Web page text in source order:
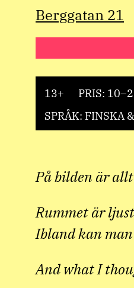
Berggatan 21
13+ PRIS:
SPRÅK: FINSKA
På bilden är
Rummet är
Ibland kan
And what I